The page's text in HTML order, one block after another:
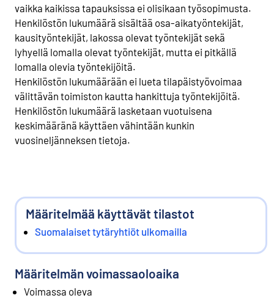
vaikka kaikissa tapauksissa ei olisikaan työsopimusta.
Henkilöstön lukumäärä sisältää osa-aikatyöntekijät,
kausityöntekijät, lakossa olevat työntekijät sekä
lyhyellä lomalla olevat työntekijät, mutta ei pitkällä
lomalla olevia työntekijöitä.
Henkilöstön lukumäärään ei lueta tilapäistyövoimaa
välittävän toimiston kautta hankittuja työntekijöitä.
Henkilöstön lukumäärä lasketaan vuotuisena
keskimääränä käyttäen vähintään kunkin
vuosineljänneksen tietoja.
Määritelmää käyttävät tilastot
Suomalaiset tytäryhtiöt ulkomailla
Määritelmän voimassaoloaika
Voimassa oleva